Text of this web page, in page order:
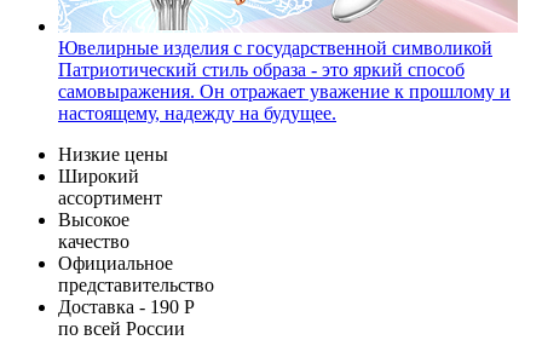
Ювелирные изделия с государственной символикой
Патриотический стиль образа - это яркий способ
самовыражения. Он отражает уважение к прошлому и
настоящему, надежду на будущее.
Низкие цены
Широкий
ассортимент
Высокое
качество
Официальное
представительство
Доставка - 190 Р
по всей России